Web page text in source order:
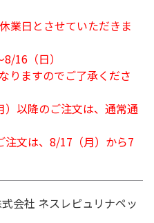
業日とさせていただきま
16（日）
りますのでご了承くださ
）以降のご注文は、通常通
注文は、8/17（月）から7
会社 ネスレピュリナペッ